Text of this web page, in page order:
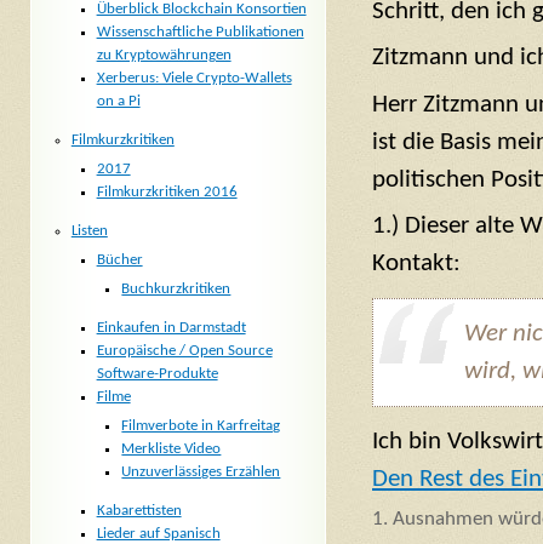
Schritt, den ich
Zitzmann und
Herr Zitzmann
ist die Basis
politischen
1.) Dieser alte
Kontakt:
Wer
wird,
Ich bin
Den Rest des
Ausnahmen
Überblick Blockchain Konsortien
Wissenschaftliche Publikationen
zu Kryptowährungen
Xerberus: Viele Crypto-Wallets
on a Pi
Filmkurzkritiken
2017
Filmkurzkritiken 2016
Listen
Bücher
Buchkurzkritiken
Einkaufen in Darmstadt
Europäische / Open Source
Software-Produkte
Filme
Filmverbote in Karfreitag
Merkliste Video
Unzuverlässiges Erzählen
Kabarettisten
Lieder auf Spanisch